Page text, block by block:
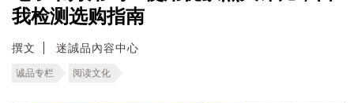
我检测选购指南
撰文 迷誠品內容中心
诚品专栏 阅读文化